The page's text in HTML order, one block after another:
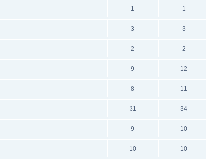
1 1
3 3
2 2
9 12
8 11
31 34
9 10
10 10